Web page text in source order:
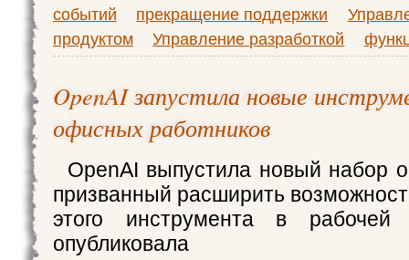
событий
прекращение поддержки
продуктом
Управление разработкой
OpenAI запустила новые
офисных работников
OpenAI выпустила новый набор
призванный расширить
этого инструмента в рабочей
опубликовала